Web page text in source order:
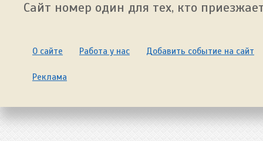
Сайт номер один для тех, кто
О сайте Работа у нас Добавить событие на сайт
Реклама